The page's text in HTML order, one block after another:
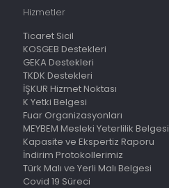
Hizmetler
Ticaret Sicil
KOSGEB Destekleri
GEKA Destekleri
TKDK Destekleri
İŞKUR Hizmet Noktası
K Yetki Belgesi
Fuar Organizasyonları
MEYBEM Mesleki Yeterlilik Belgesi
Kapasite ve Ekspertiz Raporu
İndirim Protokollerimiz
Türk Malı ve Yerli Malı Belgesi
Covid 19 Süreci